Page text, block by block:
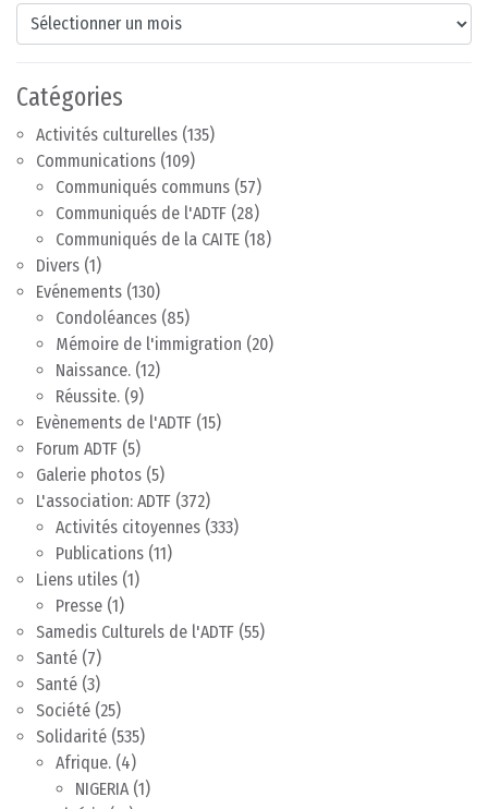
Archives
Catégories
Activités culturelles (135)
Communications (109)
Communiqués communs (57)
Communiqués de l'ADTF (28)
Communiqués de la CAITE (18)
Divers (1)
Evénements (130)
Condoléances (85)
Mémoire de l'immigration (20)
Naissance. (12)
Réussite. (9)
Evènements de l'ADTF (15)
Forum ADTF (5)
Galerie photos (5)
L'association: ADTF (372)
Activités citoyennes (333)
Publications (11)
Liens utiles (1)
Presse (1)
Samedis Culturels de l'ADTF (55)
Santé (7)
Santé (3)
Société (25)
Solidarité (535)
Afrique. (4)
NIGERIA(1)